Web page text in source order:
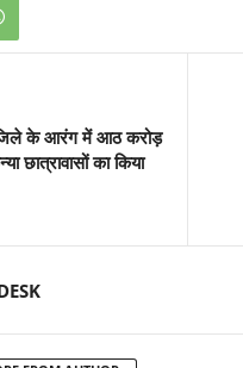
के आरंग में आठ करोड़
छात्रावासों का किया